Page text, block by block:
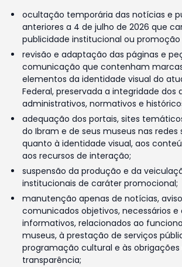
ocultação temporária das notícias e
anteriores a 4 de julho de 2026 que
publicidade institucional ou promoção
revisão e adaptação das páginas e
comunicação que contenham
elementos da identidade visual do
Federal, preservada a integridade dos
administrativos, normativos e
adequação dos portais, sites
do Ibram e de seus museus nas redes
quanto à identidade visual, aos
aos recursos de interação;
suspensão da produção e da
institucionais de caráter promocional;
manutenção apenas de notícias,
comunicados objetivos, necessários
informativos, relacionados ao
museus, à prestação de serviços
programação cultural e às obrigações
transparência;